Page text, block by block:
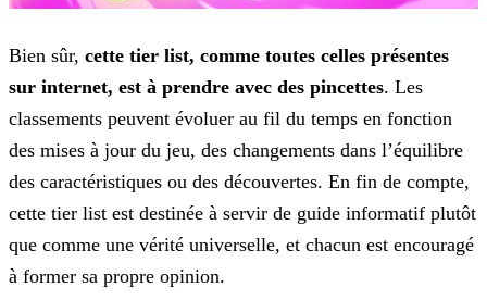
Bien sûr, cette tier list, comme toutes celles présentes
sur internet, est à prendre avec des pincettes. Les
classements peuvent évoluer au fil du temps en fonction
des mises à jour du jeu, des changements dans l’équilibre
des caractéristiques ou des découvertes. En fin de compte,
cette tier list est destinée à servir de guide informatif plutôt
que comme une vérité universelle, et chacun est encouragé
à former sa propre opinion.